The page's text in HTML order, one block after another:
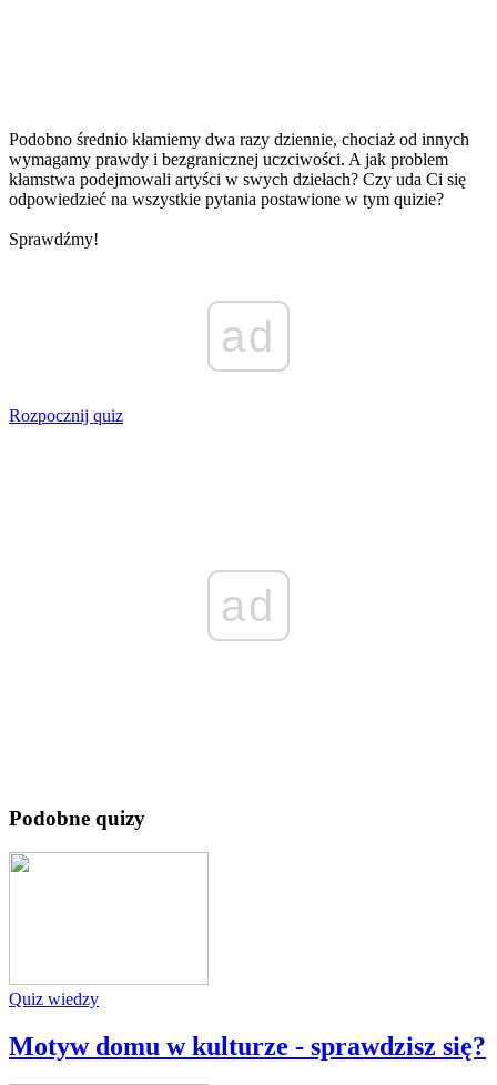
Podobno średnio kłamiemy dwa razy dziennie, chociaż od innych
wymagamy prawdy i bezgranicznej uczciwości. A jak problem
kłamstwa podejmowali artyści w swych dziełach? Czy uda Ci się
odpowiedzieć na wszystkie pytania postawione w tym quizie?
Sprawdźmy!
ad
Rozpocznij quiz
ad
Podobne quizy
Quiz wiedzy
Motyw domu w kulturze - sprawdzisz się?